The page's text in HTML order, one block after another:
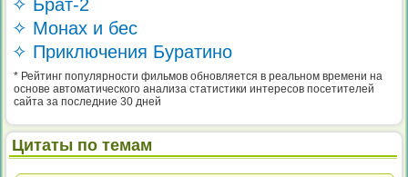
✧ Брат-2
✧ Монах и бес
✧ Приключения Буратино
* Рейтинг популярности фильмов обновляется в реальном времени на
основе автоматического анализа статистики интересов посетителей
сайта за последние 30 дней
Цитаты по темам